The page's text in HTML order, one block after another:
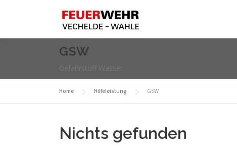
GSW
Gefahrstoff Wasser
Home Hilfeleistung GSW
Nichts gefunden